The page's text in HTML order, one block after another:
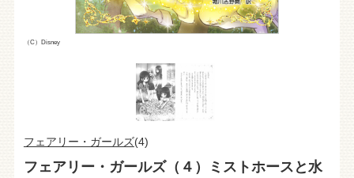
（C）Disney
フェアリー・ガールズ(4)
フェアリー・ガールズ（４）ミストホースと水